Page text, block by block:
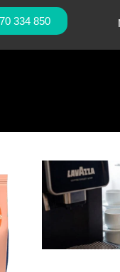
334 850